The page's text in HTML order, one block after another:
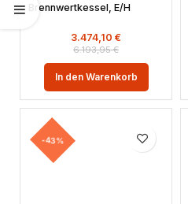
Brennwertkessel, E/H
6.193,95€
3.474,10 €
In den Warenkorb
-43%